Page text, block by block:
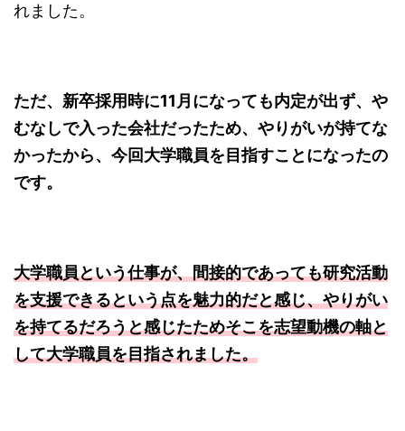
れました。
ただ、新卒採用時に11月になっても内定が出ず、や
むなしで入った会社だったため、やりがいが持てな
かったから、今回大学職員を目指すことになったの
です。
大学職員という仕事が、間接的であっても研究活動
を支援できるという点を魅力的だと感じ、やりがい
を持てるだろうと感じたためそこを志望動機の軸と
して大学職員を目指されました。